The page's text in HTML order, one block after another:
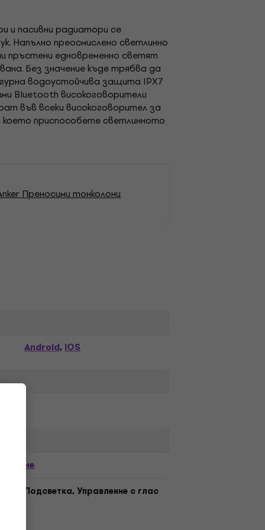
и пасивни радиатори се
Напълно преосмислено светлинно
пръстени едновременно светят
Без значение къде трябва да
водоустойчива защита IPX7
Bluetooth високоговорители
във всеки високоговорител за
което приспособете светлинното
Преносими тонколони
Android,iOS
не
Подсветка, Управление с глас